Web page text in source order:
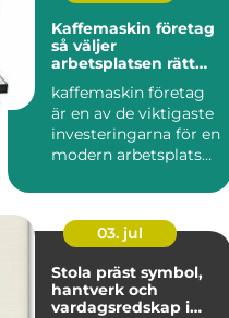
Kaffemaskin företag
så väljer
arbetsplatsen rätt
kaffemaskin företag
är en av de viktigaste
investeringarna för en
modern arbetsplats
03. jul
Stola präst symbol,
hantverk och
vardagsredskap i